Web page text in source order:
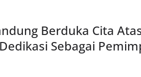
Berduka Cita
Sebagai